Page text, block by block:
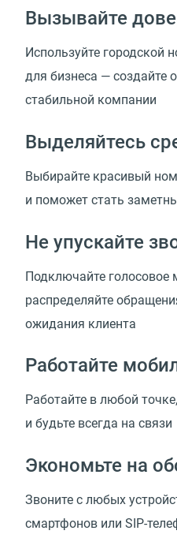
Вызывайте
Используйте городской
для бизнеса — создайте
стабильной компании
Выделяйтесь
Выбирайте красивый
и поможет стать
Не упускайте
Подключайте голосовое
распределяйте
ожидания клиента
Работайте
Работайте в любой
и будьте всегда на связи
Экономьте на
Звоните с любых
смартфонов или SIP-